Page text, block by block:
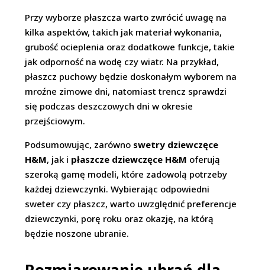
Przy wyborze płaszcza warto zwrócić uwagę na
kilka aspektów, takich jak materiał wykonania,
grubość ocieplenia oraz dodatkowe funkcje, takie
jak odporność na wodę czy wiatr. Na przykład,
płaszcz puchowy będzie doskonałym wyborem na
mroźne zimowe dni, natomiast trencz sprawdzi
się podczas deszczowych dni w okresie
przejściowym.
Podsumowując, zarówno swetry dziewczęce
H&M, jak i płaszcze dziewczęce H&M oferują
szeroką gamę modeli, które zadowolą potrzeby
każdej dziewczynki. Wybierając odpowiedni
sweter czy płaszcz, warto uwzględnić preferencje
dziewczynki, porę roku oraz okazję, na którą
będzie noszone ubranie.